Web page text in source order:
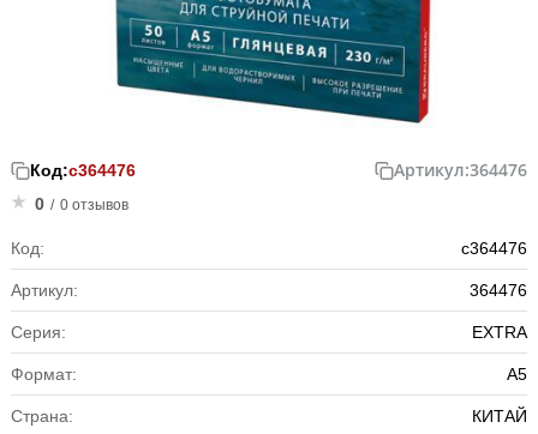
Код:с364476 Артикул:364476
0 / 0 отзывов
Код: с364476
Артикул: 364476
Серия: EXTRA
Формат: А5
Страна: КИТАЙ